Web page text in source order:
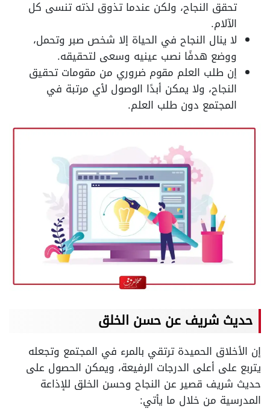
تحقق النجاح، ولكن عندما تذوق لذته تنسى كل
الآلام.
لا ينال النجاح في الحياة إلا شخص صبر وتحمل،
ووضع هدفًا نصب عينيه وسعى لتحقيقه.
إن طلب العلم مقوم ضروري من مقومات تحقيق
النجاح، ولا يمكن أبدًا الوصول لأي مرتبة في
المجتمع دون طلب العلم.
حديث شريف عن حسن الخلق
إن الأخلاق الحميدة ترتقي بالمرء في المجتمع وتجعله
يتربع على أعلى الدرجات الرفيعة، ويمكن الحصول على
حديث شريف قصير عن النجاح وحسن الخلق للإذاعة
المدرسية من خلال ما يأتي: